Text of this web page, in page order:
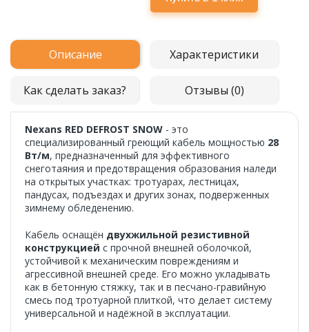
Описание Характеристики
Как сделать заказ? Отзывы (0)
Nexans RED DEFROST SNOW - это
специализированный греющий кабель мощностью 28
Вт/м, предназначенный для эффективного
снеготаяния и предотвращения образования наледи
на открытых участках: тротуарах, лестницах,
пандусах, подъездах и других зонах, подверженных
зимнему обледенению.
Кабель оснащён двухжильной резистивной
конструкцией с прочной внешней оболочкой,
устойчивой к механическим повреждениям и
агрессивной внешней среде. Его можно укладывать
как в бетонную стяжку, так и в песчано-гравийную
смесь под тротуарной плиткой, что делает систему
универсальной и надёжной в эксплуатации.